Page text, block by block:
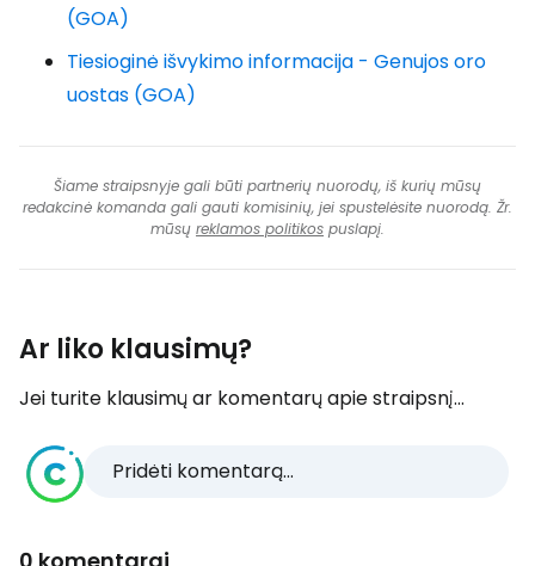
(GOA)
Tiesioginė išvykimo informacija - Genujos oro
uostas (GOA)
Šiame straipsnyje gali būti partnerių nuorodų, iš kurių mūsų
redakcinė komanda gali gauti komisinių, jei spustelėsite nuorodą. Žr.
mūsų reklamos politikos puslapį.
Ar liko klausimų?
Jei turite klausimų ar komentarų apie straipsnį...
Pridėti komentarą...